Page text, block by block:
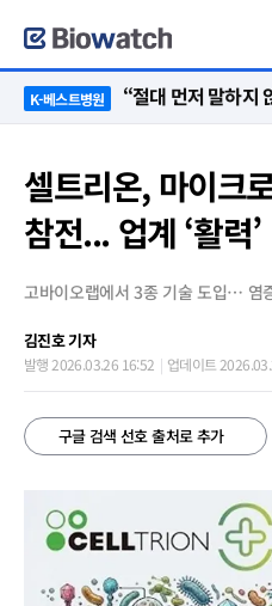
K-베스트병원
셀트리온, 마이크
참전... 업계 ‘활력’
고바이오랩에서 3종 기술 도입… 염
김진호 기자
발행 2026.03.26 16:52 업데이트
구글 검색 선호 출처로 추가